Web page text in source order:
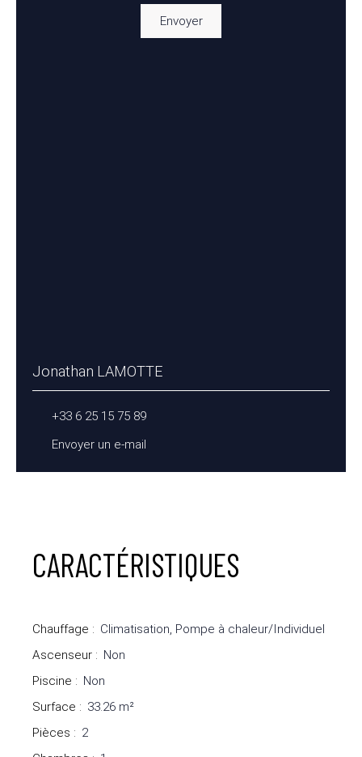
Envoyer
Jonathan LAMOTTE
+33 6 25 15 75 89
Envoyer un e-mail
CARACTÉRISTIQUES
Chauffage : Climatisation, Pompe à chaleur/Individuel
Ascenseur : Non
Piscine : Non
Surface : 33.26 m²
Pièces : 2